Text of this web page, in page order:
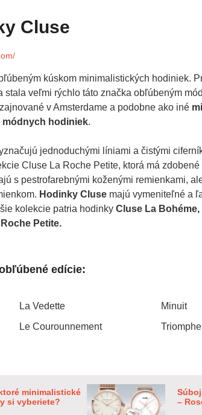
Cluse
kúskom minimalistických hodiniek.
stala veľmi rýchlo táto značka obľúbeným
v Amsterdame a podobne ako iné
módnych hodiniek.
jednoduchými líniami a čistými
Cluse La Roche Petite, ktorá má
s pestrofarebnými koženými remienkami,
Hodinky Cluse majú vymeniteľné a
kolekcie patria hodinky Cluse La Bohéme,
Petite.
edície:
La Vedette
Le Courounnement
Minuit
Triomphe
minimalistické
si vyberiete?
–